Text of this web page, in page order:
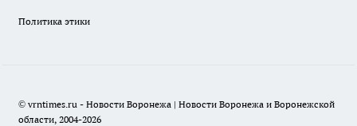
Политика этики
© vrntimes.ru - Новости Воронежа | Новости Воронежа и Воронежской
области, 2004-2026